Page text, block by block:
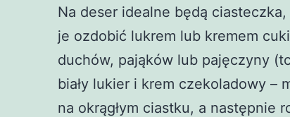
Na deser idealne będą
je ozdobić lukrem lub kremem
duchów, pająków lub pajęczyny
biały lukier i krem czekoladowy –
na okrągłym ciastku, a następnie